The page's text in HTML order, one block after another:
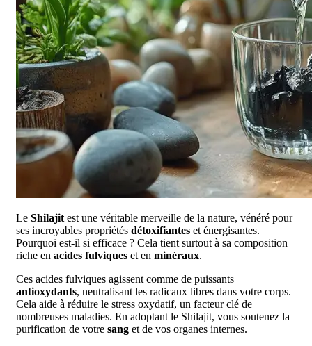
Le Shilajit est une véritable merveille de la nature, vénéré pour
ses incroyables propriétés détoxifiantes et énergisantes.
Pourquoi est-il si efficace ? Cela tient surtout à sa composition
riche en acides fulviques et en minéraux.
Ces acides fulviques agissent comme de puissants
antioxydants, neutralisant les radicaux libres dans votre corps.
Cela aide à réduire le stress oxydatif, un facteur clé de
nombreuses maladies. En adoptant le Shilajit, vous soutenez la
purification de votre sang et de vos organes internes.